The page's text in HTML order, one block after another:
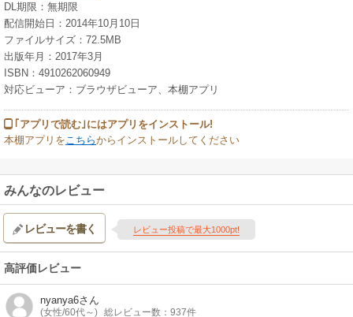
DL期限：無期限
配信開始日：2014年10月10日
ファイルサイズ：72.5MB
出版年月：2017年3月
ISBN：4910262060949
対応ビューア：ブラウザビューア、本棚アプリ
｢アプリで読む｣にはアプリをインストール!
本棚アプリをこちらからインストールしてください
みんなのレビュー
レビューを書く レビュー投稿で最大1000pt!
高評価レビュー
nyanya6さん
(女性/60代～) 総レビュー数：937件